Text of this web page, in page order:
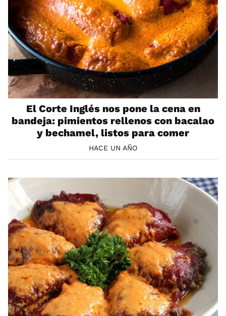
El Corte Inglés nos pone la cena en
bandeja: pimientos rellenos con bacalao
y bechamel, listos para comer
HACE UN AÑO